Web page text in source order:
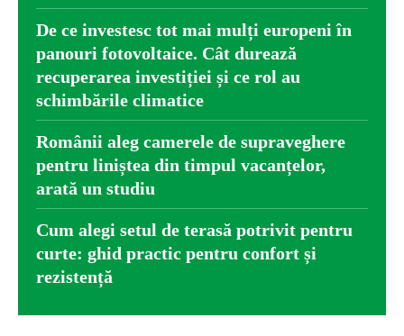
De ce investesc tot mai mulți europeni în
panouri fotovoltaice. Cât durează
recuperarea investiției și ce rol au
schimbările climatice
Românii aleg camerele de supraveghere
pentru liniștea din timpul vacanțelor,
arată un studiu
Cum alegi setul de terasă potrivit pentru
curte: ghid practic pentru confort și
rezistență